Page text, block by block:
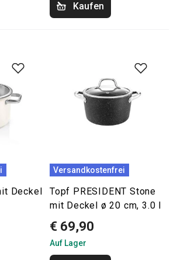
Kaufen
Deckel
Versandkostenfrei
Topf PRESIDENT Stone
mit Deckel ø 20 cm, 3.0 l
€ 69,90
Auf Lager